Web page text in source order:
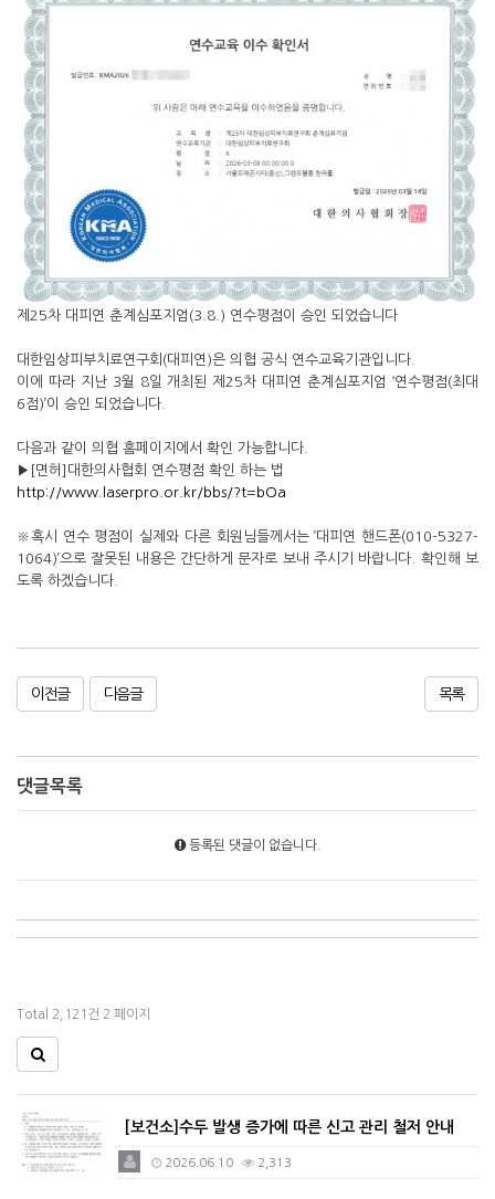
제25차 대피연 춘계심포지엄(3.8.) 연수평점이 승인 되었습니다
대한임상피부치료연구회(대피연)은 의협 공식 연수교육기관입니다.
이에 따라 지난 3월 8일 개최된 제25차 대피연 춘계심포지엄 ‘연수평점(최대
6점)’이 승인 되었습니다.
다음과 같이 의협 홈페이지에서 확인 가능합니다.
▶[면허]대한의사협회 연수평점 확인 하는 법
http://www.laserpro.or.kr/bbs/?t=bOa
※혹시 연수 평점이 실제와 다른 회원님들께서는 ’대피연 핸드폰(010-5327-
1064)’으로 잘못된 내용은 간단하게 문자로 보내 주시기 바랍니다. 확인해 보
도록 하겠습니다.
이전글 다음글 목록
댓글목록
등록된 댓글이 없습니다.
Total 2,121건 2 페이지
[보건소]수두 발생 증가에 따른 신고 관리 철저 안내
2026.06.10 2,313